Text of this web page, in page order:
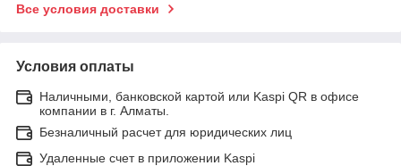
Все условия доставки
Условия оплаты
Наличными, банковской картой или Kaspi QR в офисе
компании в г. Алматы.
Безналичный расчет для юридических лиц
Удаленные счет в приложении Kaspi